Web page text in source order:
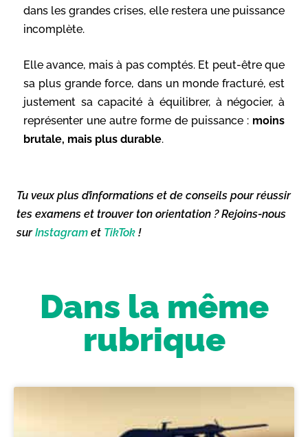
dans les grandes crises, elle restera une puissance
incomplète.
Elle avance, mais à pas comptés. Et peut-être que
sa plus grande force, dans un monde fracturé, est
justement sa capacité à équilibrer, à négocier, à
représenter une autre forme de puissance : moins
brutale, mais plus durable.
Tu veux plus d’informations et de conseils pour réussir
tes examens et trouver ton orientation ? Rejoins-nous
surInstagram et TikTok !
Dans la même
rubrique